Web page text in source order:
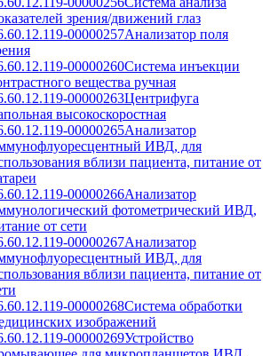
зрения/движений глаз
00000257Анализатор поля
00000260Система инъекции
вещества ручная
00000263Центрифуга
высокоскоростная
00000265Анализатор
ИВД, для
вблизи пациента, питание от
00000266Анализатор
фотометрический ИВД,
от сети
00000267Анализатор
ИВД, для
вблизи пациента, питание от
00000268Система обработки
изображений
00000269Устройство